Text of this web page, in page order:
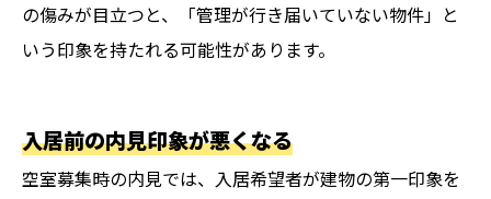
の傷みが目立つと、「管理が行き届いていない物件」と
いう印象を持たれる可能性があります。
入居前の内見印象が悪くなる
空室募集時の内見では、入居希望者が建物の第一印象を